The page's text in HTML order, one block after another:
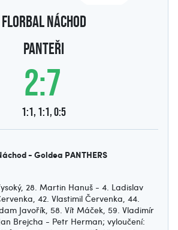
Florbal Náchod
PANTEŘI
2:7
1:1, 1:1, 0:5
- Goldea PANTHERS
28. Martin Hanuš - 4. Ladislav
42. Vlastimil Červenka, 44.
Javořík, 58. Vít Máček, 59. Vladimír
Brejcha - Petr Herman; vyloučení: